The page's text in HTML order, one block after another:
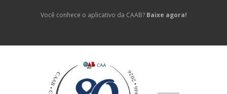
Você conhece o aplicativo da CAAB? Baixe agora!